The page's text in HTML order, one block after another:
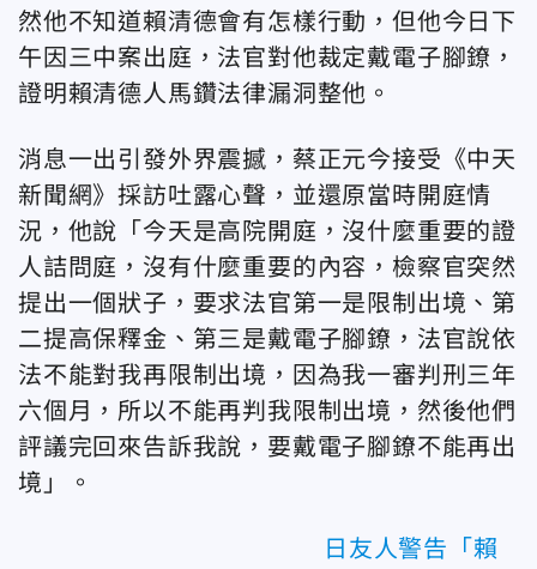
然他不知道賴清德會有怎樣行動，但他今日下
午因三中案出庭，法官對他裁定戴電子腳鐐，
證明賴清德人馬鑽法律漏洞整他。
消息一出引發外界震撼，蔡正元今接受《中天
新聞網》採訪吐露心聲，並還原當時開庭情
況，他說「今天是高院開庭，沒什麼重要的證
人詰問庭，沒有什麼重要的內容，檢察官突然
提出一個狀子，要求法官第一是限制出境、第
二提高保釋金、第三是戴電子腳鐐，法官說依
法不能對我再限制出境，因為我一審判刑三年
六個月，所以不能再判我限制出境，然後他們
評議完回來告訴我說，要戴電子腳鐐不能再出
境」。
日友人警告「賴